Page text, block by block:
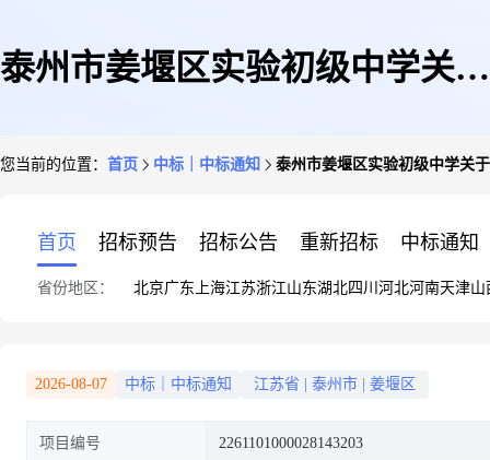
泰州市姜堰区实验初级中学关于
您当前的位置： 首页 中标｜中标通知 泰州市姜堰区实验初级中学关
首页 招标预告 招标公告 重新招标 中标通知
省份地区： 北京广东 上海江苏浙江山东湖北四川 河北河南天津山
2026-08-07 中标｜中标通知 江苏省 泰州市 姜堰区
项目编号 2261101000028143203